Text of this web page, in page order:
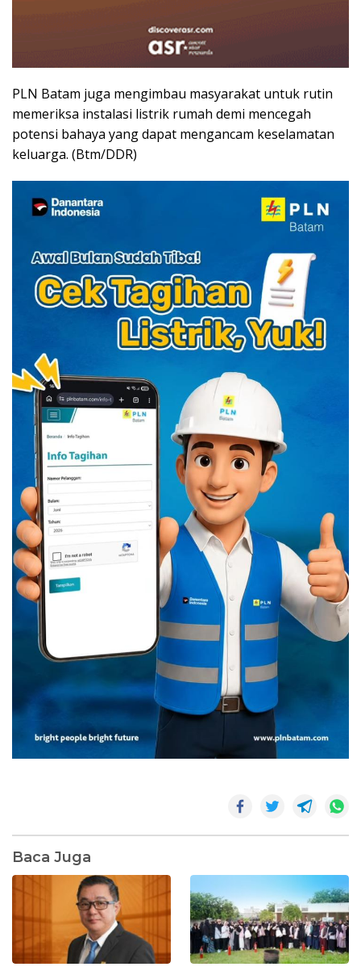
PLN Batam juga mengimbau masyarakat untuk rutin
memeriksa instalasi listrik rumah demi mencegah
potensi bahaya yang dapat mengancam keselamatan
keluarga. (Btm/DDR)
Baca Juga